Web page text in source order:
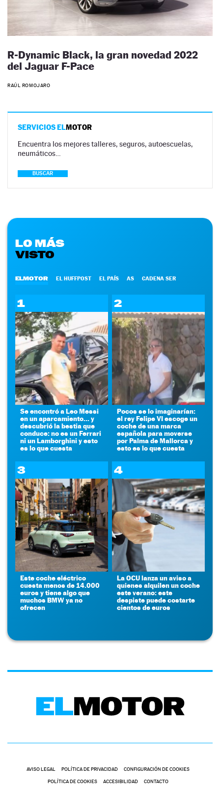
R-Dynamic Black, la gran novedad 2022
del Jaguar F-Pace
RAÚL ROMOJARO
SERVICIOS ELMOTOR
Encuentra los mejores talleres, seguros, autoescuelas,
neumáticos…
BUSCAR
LO MÁS
VISTO
ELMOTOR EL HUFFPOST EL PAÍS AS CADENA SER
1
Se encontró a Leo Messi
en un aparcamiento... y
descubrió la bestia que
conduce: no es un Ferrari
ni un Lamborghini y esto
es lo que cuesta
2
Pocos se lo imaginarían:
el rey Felipe VI escoge un
coche de una marca
española para moverse
por Palma de Mallorca y
esto es lo que cuesta
3
Este coche eléctrico
cuesta menos de 14.000
euros y tiene algo que
muchos BMW ya no
ofrecen
4
La OCU lanza un aviso a
quienes alquilen un coche
este verano: este
despiste puede costarte
cientos de euros
AVISO LEGAL POLÍTICA DE PRIVACIDAD CONFIGURACIÓN DE COOKIES
POLÍTICA DE COOKIES ACCESIBILIDAD CONTACTO